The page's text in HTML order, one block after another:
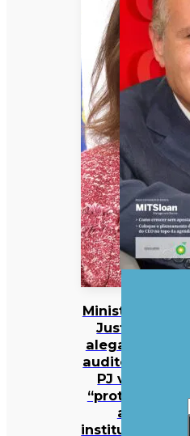
Ministra da
Justiça
alega que
auditoria à
PJ visa
“proteger
a
instituição”